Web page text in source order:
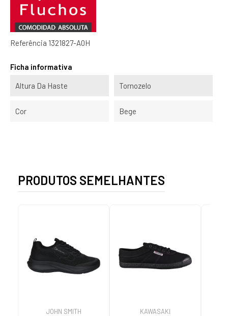
Referência 1321827-A0H
Ficha informativa
Altura Da Haste Tornozelo
Cor Bege
PRODUTOS SEMELHANTES
JOHN SMITH KAWASAKI